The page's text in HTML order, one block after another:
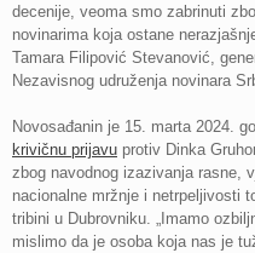
decenije, veoma smo zabrinuti
novinarima koja ostane
Tamara Filipović Stevanović,
Nezavisnog udruženja novinara
Novosađanin je 15. marta 2024.
krivičnu prijavu protiv Dinka
zbog navodnog izazivanja rasne,
nacionalne mržnje i netrpeljivosti
tribini u Dubrovniku. „Imamo
mislimo da je osoba koja nas je